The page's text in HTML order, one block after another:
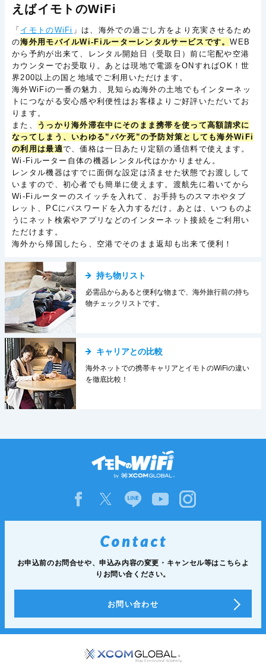
えばイモトのWiFi
「 イモトのWiFi 」は、海外での過ごし方をより充実させるため
の海外用モバイルWi-Fiルーターレンタルサービスです。WEB
から予約が出来て、レンタル開始日（受取日）前に宅配や空港
カウンターでお受取り。あとは現地で電源をONすればOK！世
界200以上の国と地域でご利用いただけます。
海外WiFiの一番の魅力、見知らぬ海外の土地でもインターネッ
トにつながる安心感や利便性はお客様よりご好評いただいてお
ります。
また、
うっかり海外滞在中にそのまま携帯を使って高額請求に
なってしまう、いわゆる”パケ死”の予防対策としても海外WiFi
の利用は最適で、価格は一日あたり定額の通信料で使えます。
Wi-Fiルーター自体の機器レンタル代はかかりません。
レンタル機器はすでに面倒な設定は済ませた状態でお渡しして
いますので、初心者でも簡単に使えます。渡航先に着いてから
Wi-Fiルーターのスイッチを入れて、お手持ちのスマホやタブ
レット、PCにパスワードを入力するだけ。あとは、いつものよ
うにネット検索やアプリなどのインターネット接続をご利用い
ただけます。
海外から帰国したら、空港でそのまま返却も出来て便利！
持ち物リスト
必需品からあると便利な物まで、海外旅行前の持ち
物チェックリストです。
キャリアとの比較
海外ネットでの携帯キャリアとイモトのWiFiの違い
を徹底比較！
お申込前のお問合せや、申込み内容の変更・ キャンセル等はこちらよ
りお問い合ください。
お問い合わせ